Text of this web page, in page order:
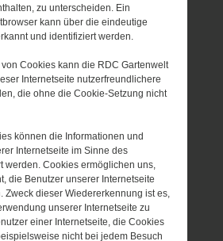
zu unterscheiden. Ein
kann über die eindeutige
und identifiziert werden.
Cookies kann die RDC Gartenwelt
Internetseite nutzerfreundlichere
die ohne die Cookie-Setzung nicht
können die Informationen und
Internetseite im Sinne des
werden. Cookies ermöglichen uns,
die Benutzer unserer Internetseite
Zweck dieser Wiedererkennung ist es,
unserer Internetseite zu
einer Internetseite, die Cookies
nicht bei jedem Besuch